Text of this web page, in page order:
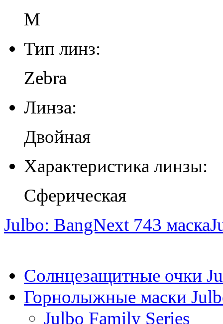
M
Тип линз:
Zebra
Линза:
Двойная
Характеристика линзы:
Сферическая
Julbo: BangNext 743 маска
Солнцезащитные очки
Горнолыжные маски
Julbo Family Series